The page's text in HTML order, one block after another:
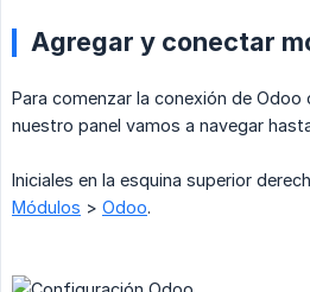
Agregar y conectar
Para comenzar la conexión de
nuestro panel vamos a navegar
Iniciales en la esquina superior
Módulos > Odoo.